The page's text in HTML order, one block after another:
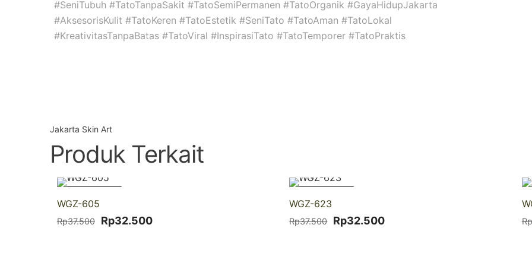
#SeniTubuh #TatoTanpaSakit #TatoSemiPermanen #TatoOrganik #GayaHidupJakarta
#AksesorisKulit #TatoKeren #TatoEstetik #SeniTato #TatoAman #TatoLokal
#KreativitasTanpaBatas #TatoViral #InspirasiTato #TatoTemporer #TatoPraktis
Jakarta Skin Art
Produk Terkait
WGZ-605
Rp37.500
Harga
Rp32.500Harga
WGZ-623
Rp37.500
Harga
Rp32.500Harga
Rp